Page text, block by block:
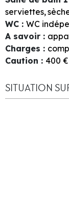
serviettes
WC : WC
A savoir :
Charges :
Caution : 400
SITUATION